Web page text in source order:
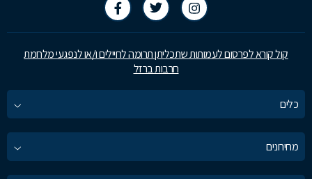
קול קורא לפרסום לעמותות שתכליתן תרומה לחיילים ו/או לנפגעי מלחמת
חרבות ברזל
כלים
מחירונים